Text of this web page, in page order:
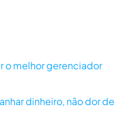
o melhor gerenciador
dinheiro, não dor de